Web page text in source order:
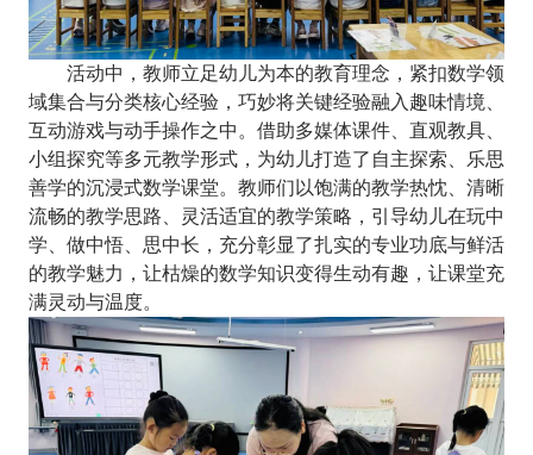
活动中，教师立足幼儿为本的教育理念，紧扣数学领
域集合与分类核心经验，巧妙将关键经验融入趣味情境、
互动游戏与动手操作之中。借助多媒体课件、直观教具、
小组探究等多元教学形式，为幼儿打造了自主探索、乐思
善学的沉浸式数学课堂。教师们以饱满的教学热忱、清晰
流畅的教学思路、灵活适宜的教学策略，引导幼儿在玩中
学、做中悟、思中长，充分彰显了扎实的专业功底与鲜活
的教学魅力，让枯燥的数学知识变得生动有趣，让课堂充
满灵动与温度。